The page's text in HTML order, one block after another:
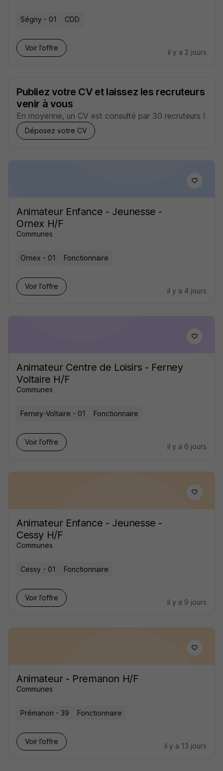
Ségny - 01 CDD
Voir l’offre
il y a 2 jours
Publiez votre CV et laissez les recruteurs
venir à vous
En moyenne, un CV est consulté par 30 recruteurs !
Déposez votre CV
Animateur Enfance - Jeunesse -
Ornex H/F
Communes
Ornex - 01 Fonctionnaire
Voir l’offre
il y a 4 jours
Animateur Centre de Loisirs - Ferney
Voltaire H/F
Communes
Ferney-Voltaire - 01 Fonctionnaire
Voir l’offre
il y a 6 jours
Animateur Enfance - Jeunesse -
Cessy H/F
Communes
Cessy - 01 Fonctionnaire
Voir l’offre
il y a 9 jours
Animateur - Premanon H/F
Communes
Prémanon - 39 Fonctionnaire
Voir l’offre
il y a 13 jours